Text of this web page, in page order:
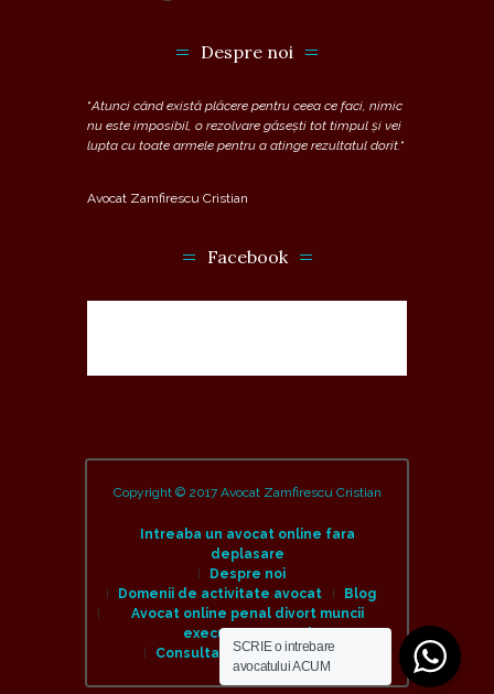
Despre noi
“Atunci când există plăcere pentru ceea ce faci, nimic
nu este imposibil, o rezolvare găsești tot timpul și vei
lupta cu toate armele pentru a atinge rezultatul dorit. “
Avocat Zamfirescu Cristian
Facebook
Copyright © 2017 Avocat Zamfirescu Cristian
Intreaba un avocat online fara
deplasare
Despre noi
Domenii de activitate avocat
Blog
Avocat online penal divort muncii
executare amenzi
Consulta un avocat online
SCRIE o intrebare
avocatului ACUM